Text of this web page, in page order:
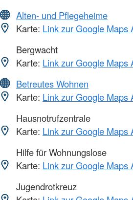
Alten- und Pflegeheime
Karte: Link zur Google Maps
Bergwacht
Karte: Link zur Google Maps
Betreutes Wohnen
Karte: Link zur Google Maps
Hausnotrufzentrale
Karte: Link zur Google Maps
Hilfe für Wohnungslose
Karte: Link zur Google Maps
Jugendrotkreuz